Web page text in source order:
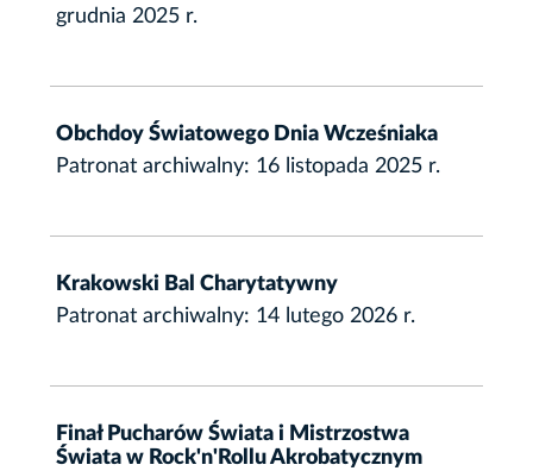
grudnia 2025 r.
Obchdoy Światowego Dnia Wcześniaka
Patronat archiwalny: 16 listopada 2025 r.
Krakowski Bal Charytatywny
Patronat archiwalny: 14 lutego 2026 r.
Finał Pucharów Świata i Mistrzostwa
Świata w Rock'n'Rollu Akrobatycznym